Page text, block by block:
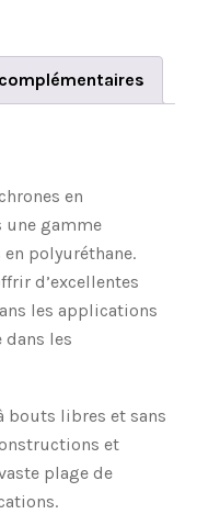
en
une gamme
polyuréthane.
d’excellentes
les applications
les
bouts libres et sans
et
plage de